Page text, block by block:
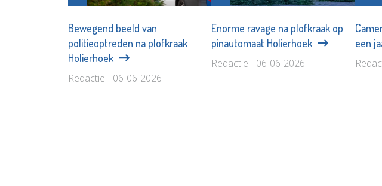
Bewegend beeld van
politieoptreden na plofkraak
Holierhoek
Redactie - 06-06-2026
Enorme ravage na plofkraak op
pinautomaat Holierhoek
Redactie - 06-06-2026
een